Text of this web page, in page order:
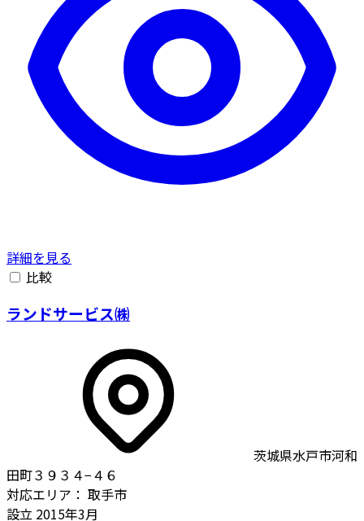
詳細を見る
比較
ランドサービス㈱
茨城県水戸市河和
田町３９３４−４６
対応エリア： 取手市
設立 2015年3月